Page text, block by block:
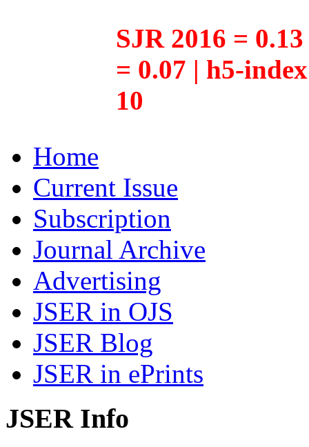
SJR 2016 =
= 0.07 | h5-
10
Home
Current Issue
Subscription
Journal Archive
Advertising
JSER in OJS
JSER Blog
JSER in ePrints
JSER Info